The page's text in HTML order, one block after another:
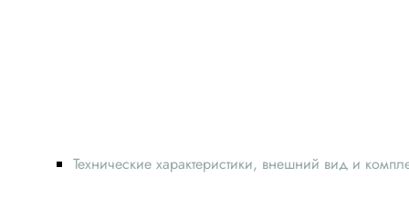
Технические характеристики, внешний вид и